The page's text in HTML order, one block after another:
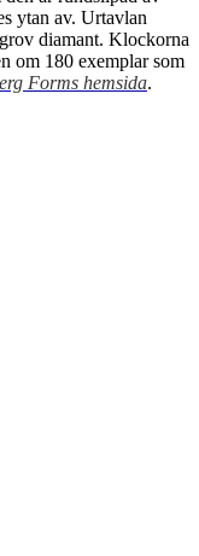
ytan av. Urtavlan
diamant. Klockorna
om 180 exemplar som
Forms hemsida.